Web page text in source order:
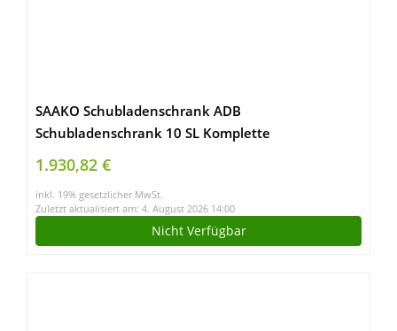
SAAKO Schubladenschrank ADB
Schubladenschrank 10 SL Komplette
Stahlausführung Komplett Vormontiert
GLLDJCTGDE
1.930,82 €
inkl. 19% gesetzlicher MwSt.
Zuletzt aktualisiert am: 4. August 2026 14:00
Nicht Verfügbar